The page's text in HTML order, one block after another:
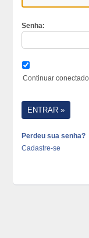
Senha:
Continuar conectado
Perdeu sua senha?
Cadastre-se